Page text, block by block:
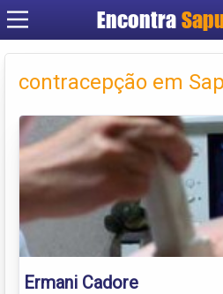
Encontra
Criar
contracepção em
Ermani Cadore